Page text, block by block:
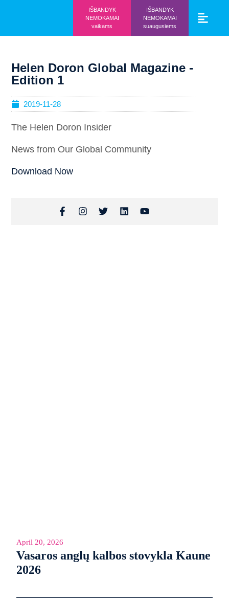
IŠBANDYK
NEMOKAMAI
vaikams
IŠBANDYK
NEMOKAMAI
suaugusiems
Helen Doron Global Magazine -
Edition 1
2019-11-28
The Helen Doron Insider
News from Our Global Community
Download Now
April 20, 2026
Vasaros anglų kalbos stovykla Kaune
2026